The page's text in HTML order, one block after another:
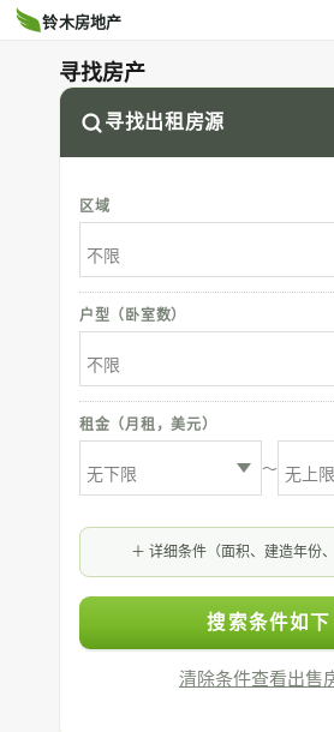
寻找房产
寻找出租房源
区域
户型（卧室数）
租金（月租，美元）
〜
详细条件（面积、建造年份、
搜索条件如下
清除条件查看出售
铃木房地产